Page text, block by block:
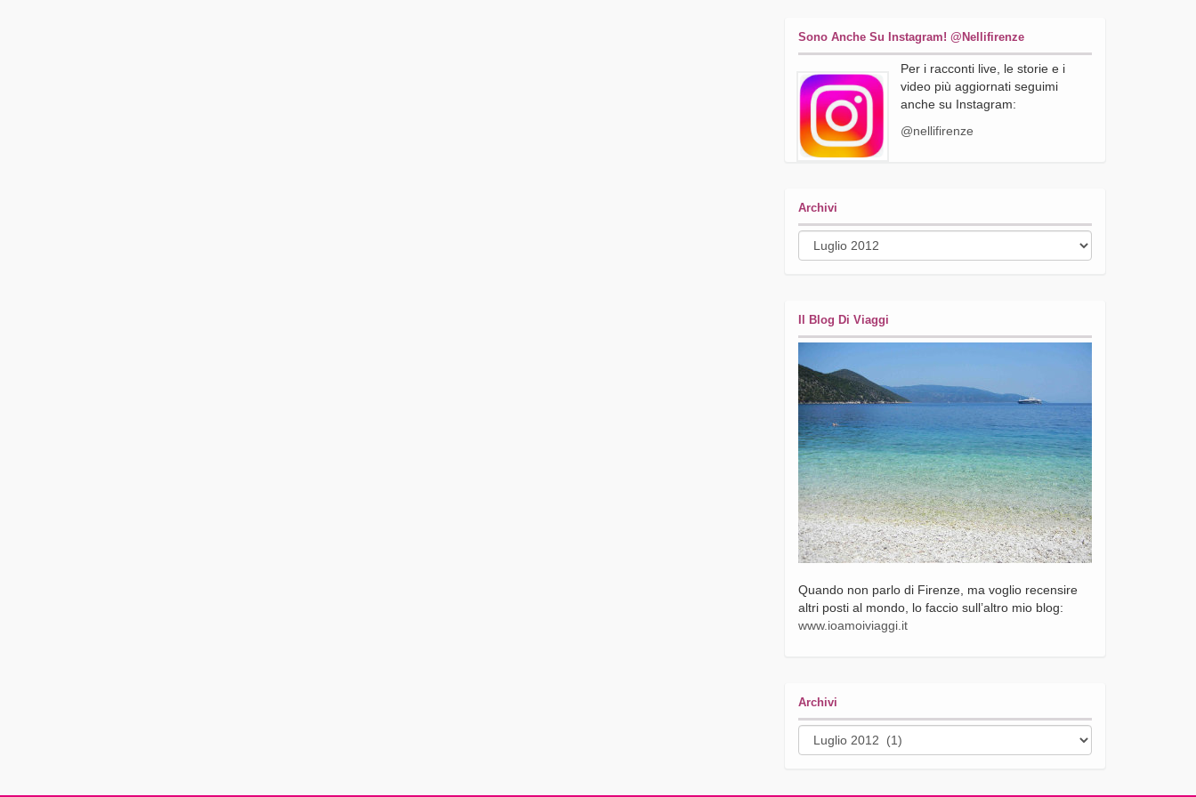
Sono Anche Su Instagram! @nellifirenze
Per i racconti live, le storie e i
video più aggiornati seguimi
anche su Instagram:
@nellifirenze
Archivi
Archivi
Il Blog Di Viaggi
Quando non parlo di Firenze, ma voglio recensire
altri posti al mondo, lo faccio sull’altro mio blog:
www.ioamoiviaggi.it
Archivi
Archivi